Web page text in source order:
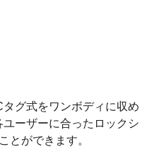
グ式をワンボディに収め
ーザーに合ったロックシ
とができます。